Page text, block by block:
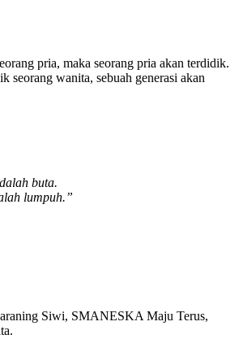
pria, maka seorang pria akan terdidik.
seorang wanita, sebuah generasi akan
buta.
lumpuh.”
Siwi, SMANESKA Maju Terus,